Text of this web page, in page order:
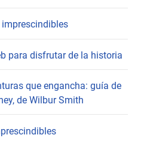
para disfrutar de la historia
que engancha: guía de
de Wilbur Smith